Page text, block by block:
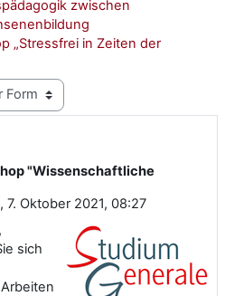
zwischen
„Stressfrei in Zeiten der
"Wissenschaftliche
7. Oktober 2021, 08:27
sich